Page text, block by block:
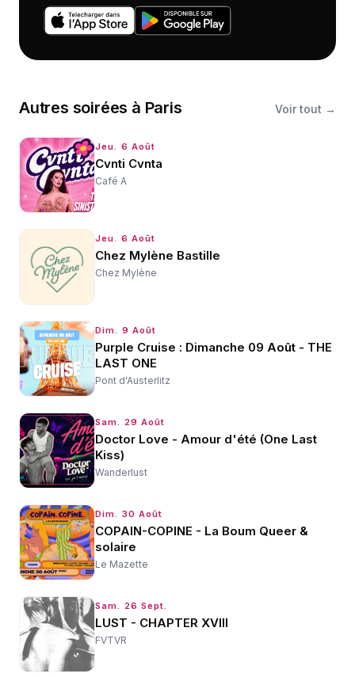
Autres soirées à Paris Voir tout →
Jeu. 6 Août
Cvnti Cvnta
Café A
Jeu. 6 Août
Chez Mylène Bastille
Chez Mylène
Dim. 9 Août
Purple Cruise : Dimanche 09 Août - THE
LAST ONE
Pont d'Austerlitz
Sam. 29 Août
Doctor Love - Amour d'été (One Last
Kiss)
Wanderlust
Dim. 30 Août
COPAIN-COPINE - La Boum Queer &
solaire
Le Mazette
Sam. 26 Sept.
LUST - CHAPTER XVIII
FVTVR